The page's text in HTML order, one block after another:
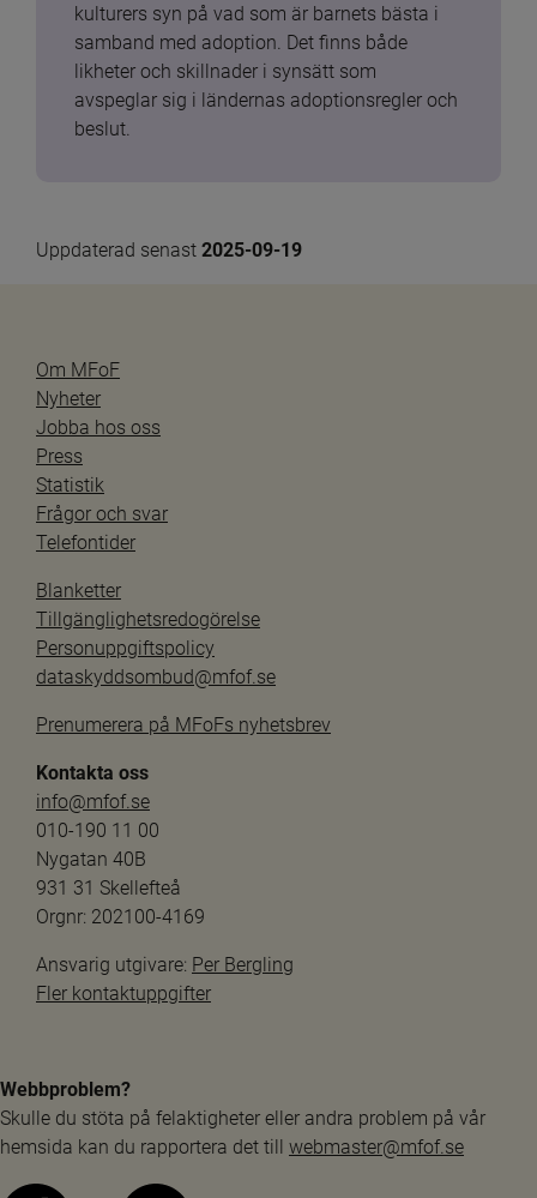
kulturers syn på vad som är barnets bästa i
samband med adoption. Det finns både
likheter och skillnader i synsätt som
avspeglar sig i ländernas adoptionsregler och
beslut.
Uppdaterad senast 2025-09-19
Om MFoF
Nyheter
Jobba hos oss
Press
Statistik
Frågor och svar
Telefontider
Blanketter
Tillgänglighetsredogörelse
Personuppgiftspolicy
dataskyddsombud@mfof.se
Prenumerera på MFoFs nyhetsbrev
Kontakta oss
info@mfof.se
010-190 11 00
Nygatan 40B
931 31 Skellefteå
Orgnr: 202100-4169
Ansvarig utgivare: Per Bergling
Fler kontaktuppgifter
Webbproblem?
Skulle du stöta på felaktigheter eller andra problem på vår
hemsida kan du rapportera det till webmaster@mfof.se